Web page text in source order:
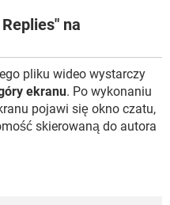
na
pliku wideo wystarczy
ekranu. Po wykonaniu
pojawi się okno czatu,
skierowaną do autora